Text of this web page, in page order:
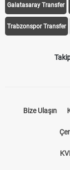
Galatasaray Transfer
Trabzonspor Transfer